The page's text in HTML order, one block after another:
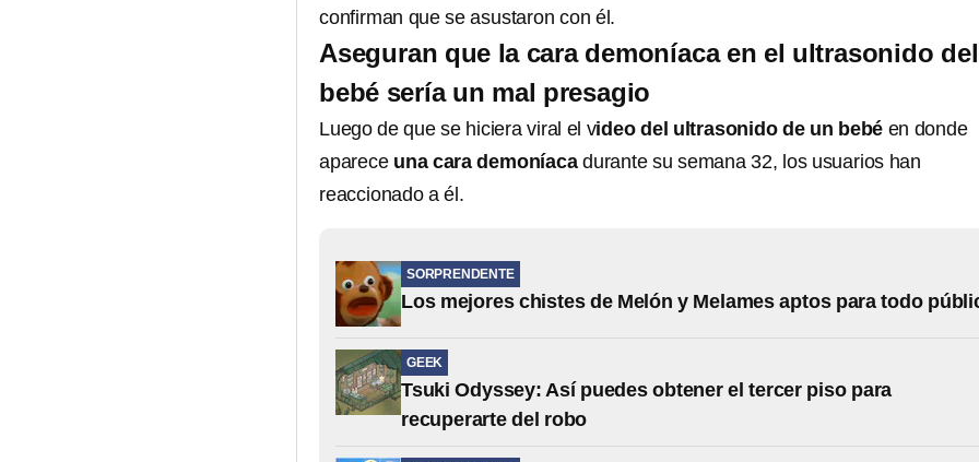
confirman que se asustaron con él.
Aseguran que la cara demoníaca en el ultrasonido del
bebé sería un mal presagio
Luego de que se hiciera viral el video del ultrasonido de un bebé en donde
aparece una cara demoníaca durante su semana 32, los usuarios han
reaccionado a él.
SORPRENDENTE
Los mejores chistes de Melón y Melames aptos para todo
GEEK
Tsuki Odyssey: Así puedes obtener el tercer piso para
recuperarte del robo